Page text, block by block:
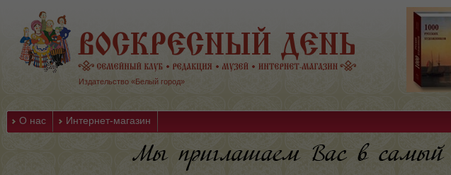
Издательство «Белый город»
О нас Интернет-магазин